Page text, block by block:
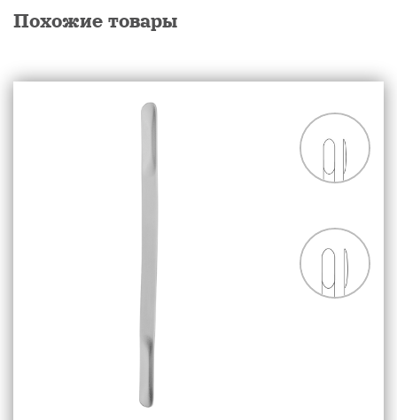
Похожие товары